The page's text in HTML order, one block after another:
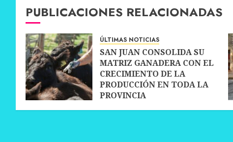
PUBLICACIONES RELACIONADAS
ÚLTIMAS NOTICIAS
SAN JUAN CONSOLIDA SU
MATRIZ GANADERA CON EL
CRECIMIENTO DE LA
PRODUCCIÓN EN TODA LA
PROVINCIA
10 JULIO, 2026 0